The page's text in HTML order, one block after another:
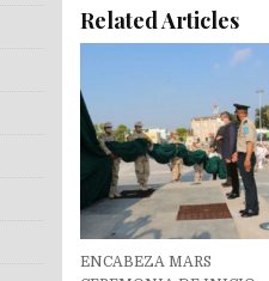
Related Articles
ENCABEZA MARS